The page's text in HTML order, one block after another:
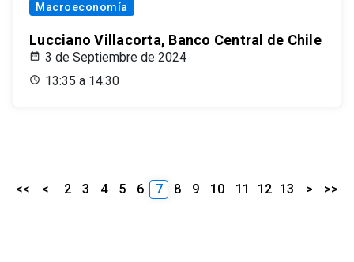
Macroeconomía
Lucciano Villacorta, Banco Central de Chile
3 de Septiembre de 2024
13:35 a 14:30
<< < 2 3 4 5 6 7 8 9 10 11 12 13 > >>